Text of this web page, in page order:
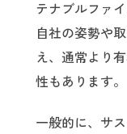
テナブルファ
自社の姿勢や
え、通常より
性もあります。
一般的に、サ